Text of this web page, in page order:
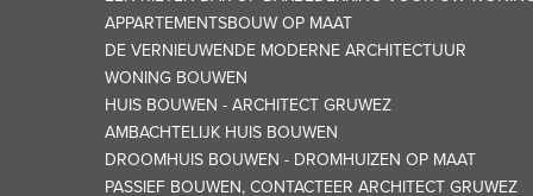
APPARTEMENTSBOUW OP MAAT
DE VERNIEUWENDE MODERNE ARCHITECTUUR
WONING BOUWEN
HUIS BOUWEN - ARCHITECT GRUWEZ
AMBACHTELIJK HUIS BOUWEN
DROOMHUIS BOUWEN - DROMHUIZEN OP MAAT
PASSIEF BOUWEN, CONTACTEER ARCHITECT GRUWEZ